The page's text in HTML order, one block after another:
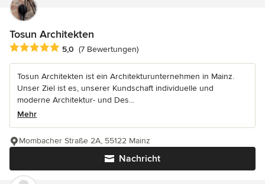
Tosun Architekten
Durchschnittliche Bewertung: 5 von 5 Sternen
5,0 (7 Bewertungen)
Tosun Architekten ist ein Architekturunternehmen in Mainz.
Unser Ziel ist es, unserer Kundschaft individuelle und
moderne Architektur- und Des...
Mehr
Nachricht
Mombacher Straße 2A, 55122 Mainz